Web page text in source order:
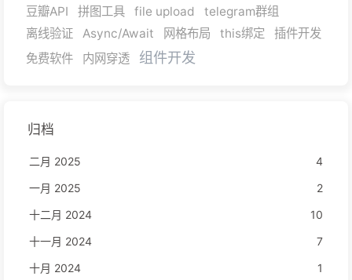
豆瓣API
拼图工具 file upload
telegram群组
离线验证
Async/Await 网格布局 this绑定
插件开发
免费软件
内网穿透 组件开发
归档
二月 2025
4
一月 2025
2
十二月 2024
10
十一月 2024
7
十月 2024
1